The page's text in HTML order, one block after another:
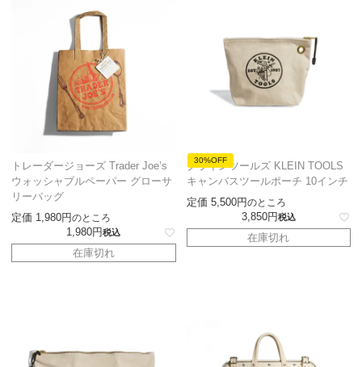
トレーダージョーズ Trader Joe’s
ウォッシャブルペーパー グローサ
リーバッグ
定価 1,980 のところ
1,980 税込
在庫切れ
30%OFF
クラインツールズ KLEIN TOOLS
キャンバスツールポーチ 10インチ
定価 5,500 のところ
3,850 税込
在庫切れ